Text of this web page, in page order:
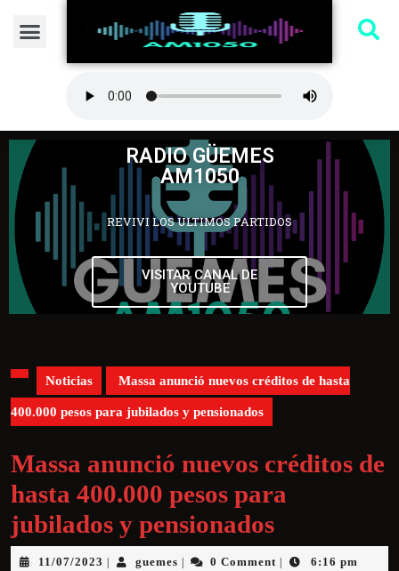
RADIO GÜEMES
AM1050
REVIVI LOS ULTIMOS PARTIDOS
VISITAR CANAL DE
YOUTUBE
Noticias Massa anunció nuevos créditos de hasta
400.000 pesos para jubilados y pensionados
Massa anunció nuevos créditos de
hasta 400.000 pesos para
jubilados y pensionados
11/07/2023 guemes 0 Comment 6:16 pm